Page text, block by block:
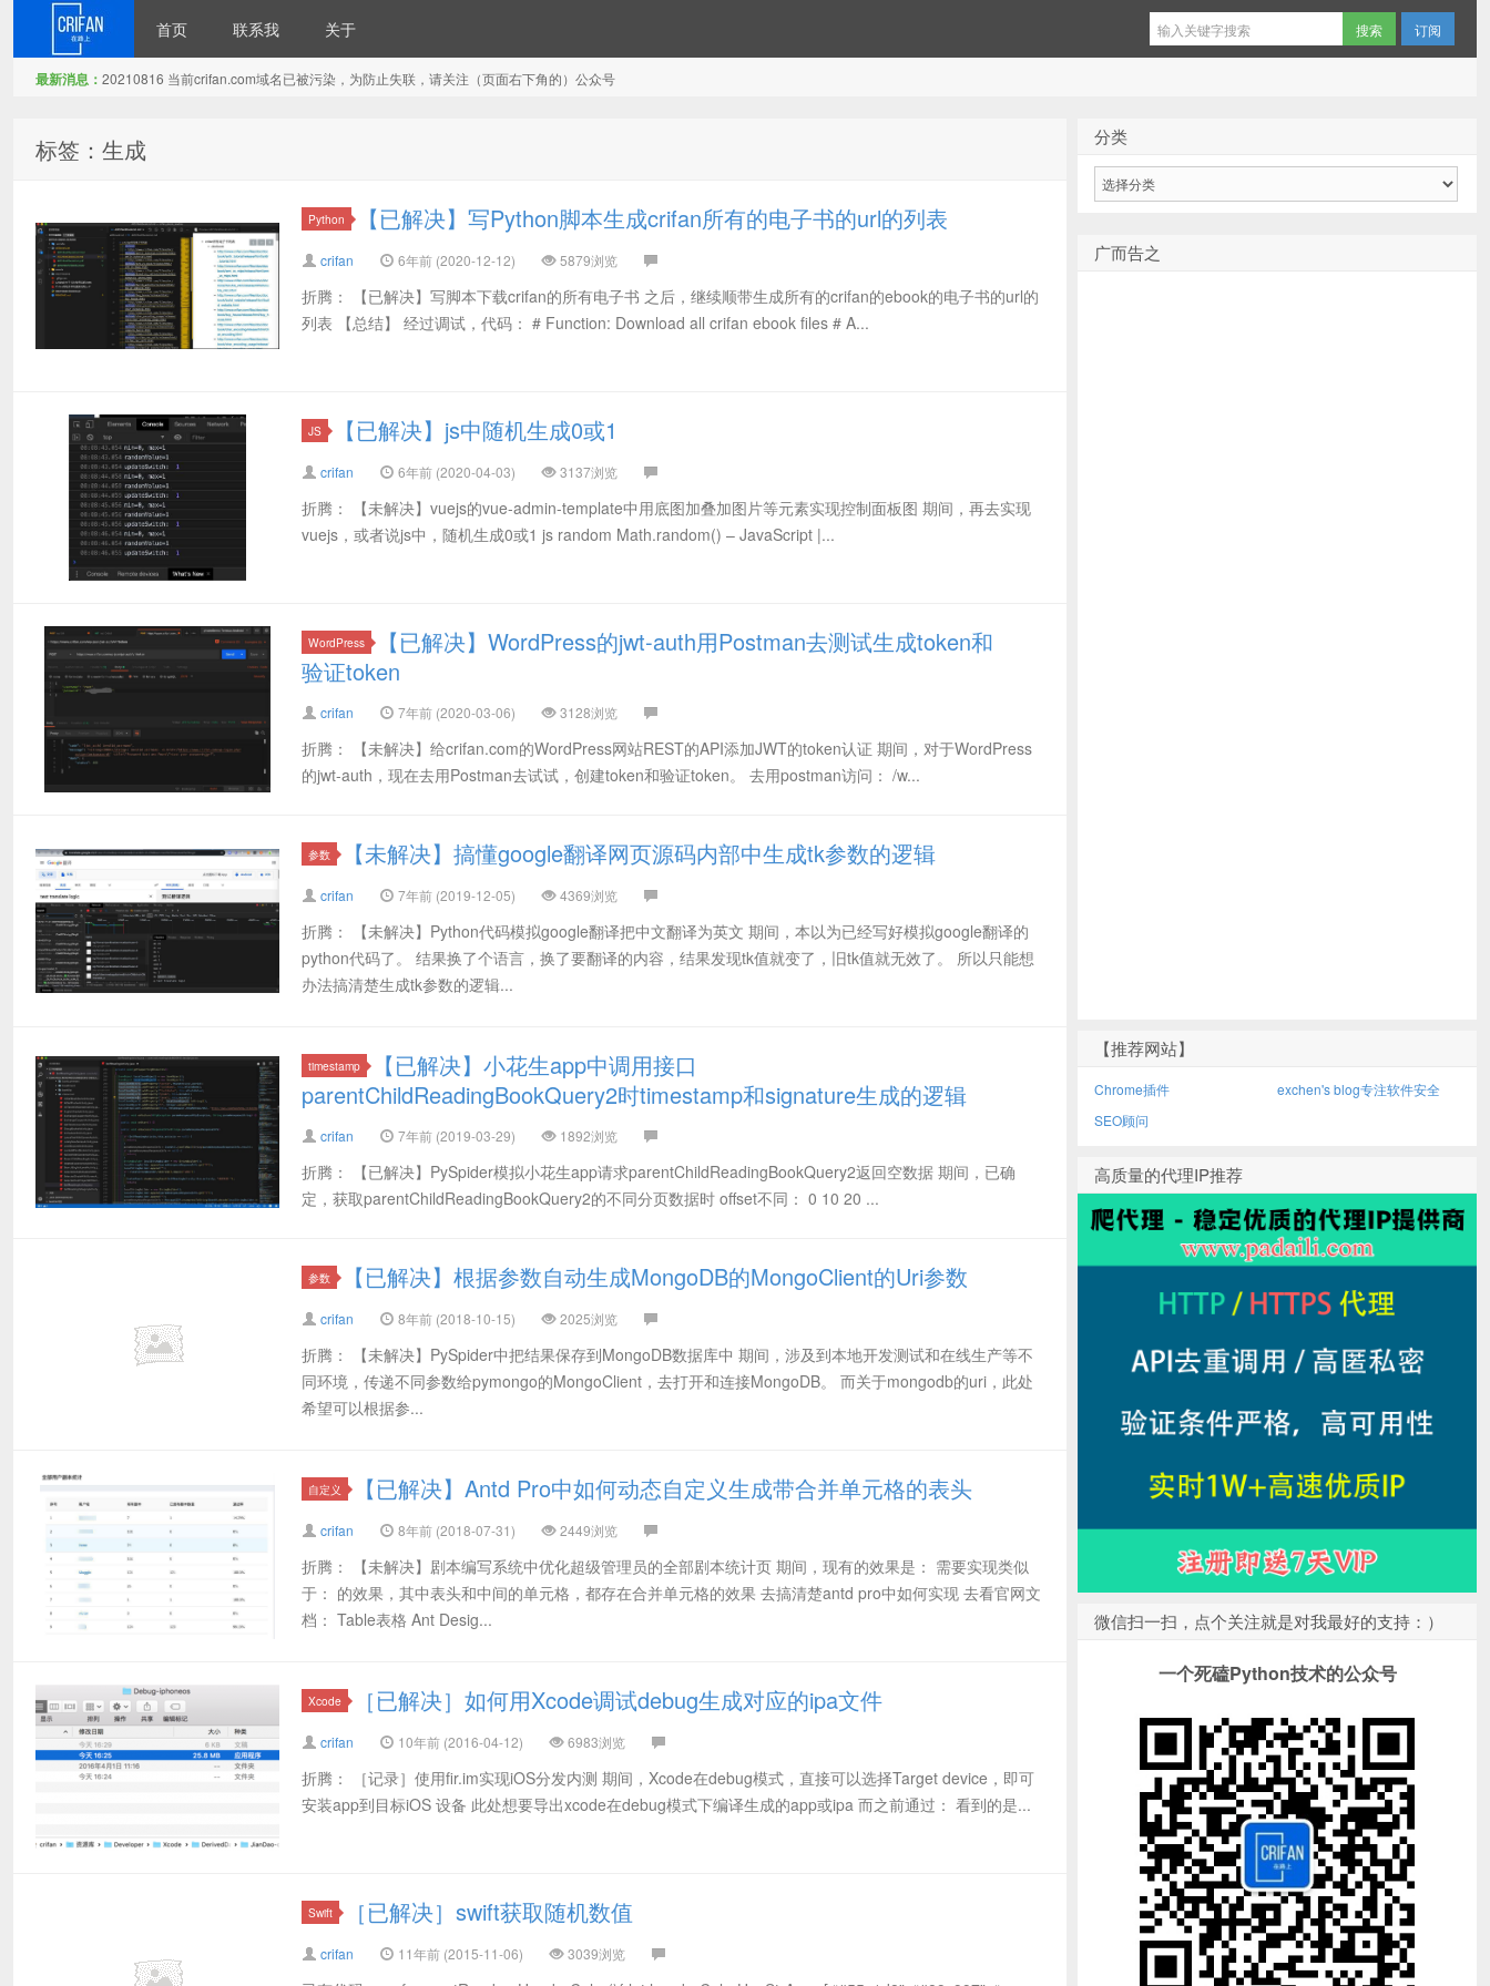
首页 联系我 关于 订阅
最新消息： 20210816 当前crifan.com域名已被污染，为防止失联，请关注（页面右下角的）公众号
标签：生成
Python 【已解决】写Python脚本生成crifan所有的电子书的url的列表
crifan 6年前 (2020-12-12) 5879浏览
折腾： 【已解决】写脚本下载crifan的所有电子书 之后，继续顺带生成所有的crifan的ebook的电子书的url的
列表 【总结】 经过调试，代码： # Function: Download all crifan ebook files # A...
JS 【已解决】js中随机生成0或1
crifan 6年前 (2020-04-03) 3137浏览
折腾： 【未解决】vuejs的vue-admin-template中用底图加叠加图片等元素实现控制面板图 期间，再去实现
vuejs，或者说js中，随机生成0或1 js random Math.random() – JavaScript |...
WordPress
【已解决】WordPress的jwt-auth用Postman去测试生成token和
验证token
crifan 7年前 (2020-03-06) 3128浏览
折腾： 【未解决】给crifan.com的WordPress网站REST的API添加JWT的token认证 期间，对于WordPress
的jwt-auth，现在去用Postman去试试，创建token和验证token。 去用postman访问： /w...
参数 【未解决】搞懂google翻译网页源码内部中生成tk参数的逻辑
crifan 7年前 (2019-12-05) 4369浏览
折腾： 【未解决】Python代码模拟google翻译把中文翻译为英文 期间，本以为已经写好模拟google翻译的
python代码了。 结果换了个语言，换了要翻译的内容，结果发现tk值就变了，旧tk值就无效了。 所以只能想
办法搞清楚生成tk参数的逻辑...
timestamp
【已解决】小花生app中调用接口
parentChildReadingBookQuery2时timestamp和signature生成的逻辑
crifan 7年前 (2019-03-29) 1892浏览
折腾： 【已解决】PySpider模拟小花生app请求parentChildReadingBookQuery2返回空数据 期间，已确
定，获取parentChildReadingBookQuery2的不同分页数据时 offset不同： 0 10 20 ...
参数 【已解决】根据参数自动生成MongoDB的MongoClient的Uri参数
crifan 8年前 (2018-10-15) 2025浏览
折腾： 【未解决】PySpider中把结果保存到MongoDB数据库中 期间，涉及到本地开发测试和在线生产等不
同环境，传递不同参数给pymongo的MongoClient，去打开和连接MongoDB。 而关于mongodb的uri，此处
希望可以根据参...
自定义 【已解决】Antd Pro中如何动态自定义生成带合并单元格的表头
crifan 8年前 (2018-07-31) 2449浏览
折腾： 【未解决】剧本编写系统中优化超级管理员的全部剧本统计页 期间，现有的效果是： 需要实现类似
于： 的效果，其中表头和中间的单元格，都存在合并单元格的效果 去搞清楚antd pro中如何实现 去看官网文
档： Table表格 Ant Desig...
Xcode ［已解决］如何用Xcode调试debug生成对应的ipa文件
crifan 10年前 (2016-04-12) 6983浏览
折腾： ［记录］使用fir.im实现iOS分发内测 期间，Xcode在debug模式，直接可以选择Target device，即可
安装app到目标iOS 设备 此处想要导出xcode在debug模式下编译生成的app或ipa 而之前通过： 看到的是...
Swift ［已解决］swift获取随机数值
crifan 11年前 (2015-11-06) 3039浏览
分类
广而告之
【推荐网站】
Chrome插件
exchen's blog专注软件安全
SEO顾问
高质量的代理IP推荐
微信扫一扫，点个关注就是对我最好的支持：）
一个死磕Python技术的公众号